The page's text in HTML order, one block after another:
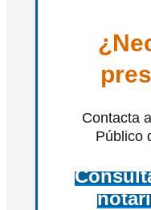
Contacta
Público